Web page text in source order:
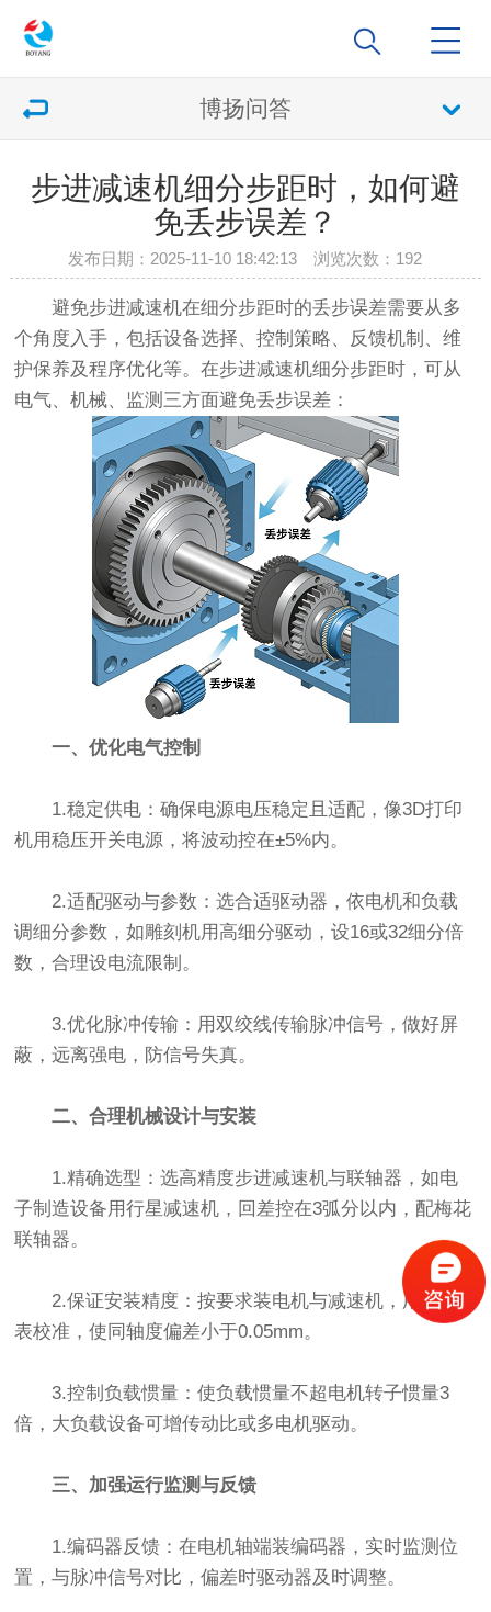
博扬问答
步进减速机细分步距时，如何避
免丢步误差？
发布日期：2025-11-10 18:42:13 浏览次数： 192
避免步进减速机在细分步距时的丢步误差需要从多
个角度入手，包括设备选择、控制策略、反馈机制、维
护保养及程序优化等。在步进减速机细分步距时，可从
电气、机械、监测三方面避免丢步误差：
一、优化电气控制
1.稳定供电：确保电源电压稳定且适配，像3D打印
机用稳压开关电源，将波动控在±5%内。
2.适配驱动与参数：选合适驱动器，依电机和负载
调细分参数，如雕刻机用高细分驱动，设16或32细分倍
数，合理设电流限制。
3.优化脉冲传输：用双绞线传输脉冲信号，做好屏
蔽，远离强电，防信号失真。
二、合理机械设计与安装
1.精确选型：选高精度步进减速机与联轴器，如电
子制造设备用行星减速机，回差控在3弧分以内，配梅花
联轴器。
2.保证安装精度：按要求装电机与减速机，用百分
表校准，使同轴度偏差小于0.05mm。
3.控制负载惯量：使负载惯量不超电机转子惯量3
倍，大负载设备可增传动比或多电机驱动。
三、加强运行监测与反馈
1.编码器反馈：在电机轴端装编码器，实时监测位
置，与脉冲信号对比，偏差时驱动器及时调整。